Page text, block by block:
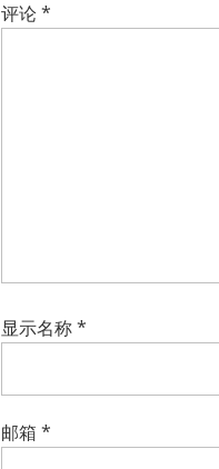
评论*
显示名称*
邮箱 *